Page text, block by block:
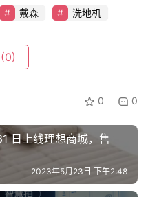
戴森 洗地机
(0)
0 0
日上线理想商城，售
2023年5月23日 下午2:48